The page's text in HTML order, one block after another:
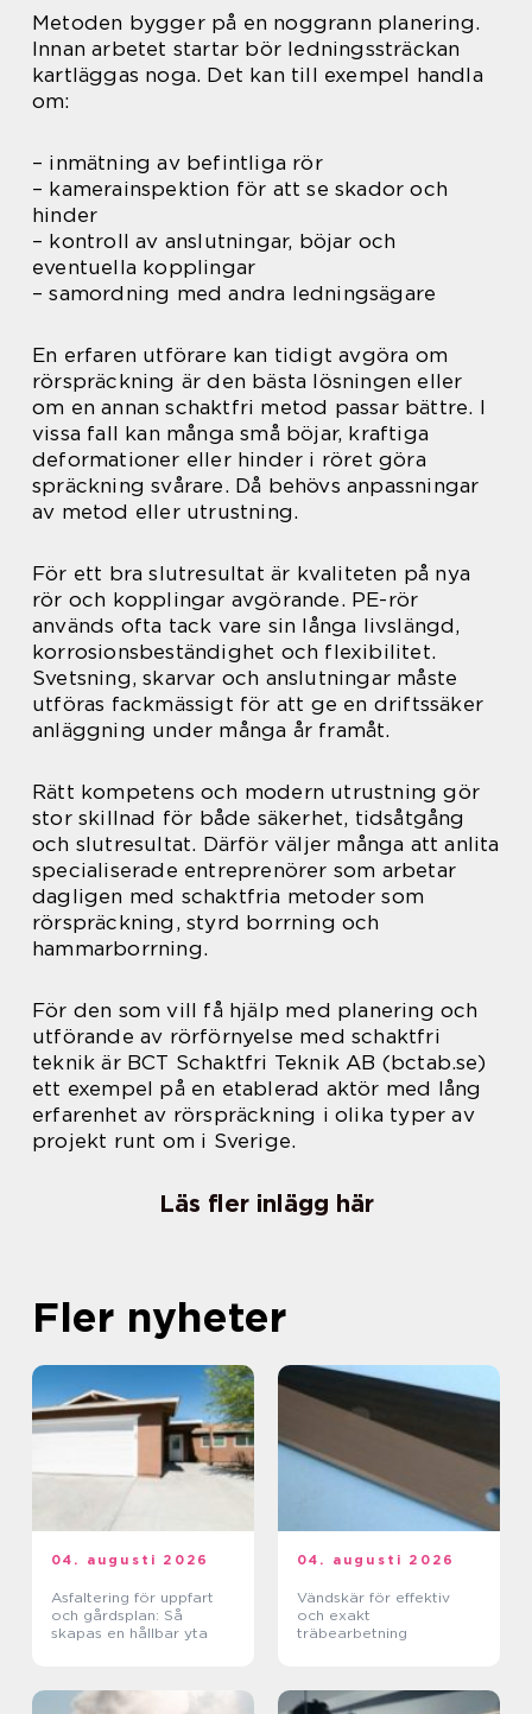
Metoden bygger på en noggrann planering.
Innan arbetet startar bör ledningssträckan
kartläggas noga. Det kan till exempel handla
om:
– inmätning av befintliga rör
– kamerainspektion för att se skador och
hinder
– kontroll av anslutningar, böjar och
eventuella kopplingar
– samordning med andra ledningsägare
En erfaren utförare kan tidigt avgöra om
rörspräckning är den bästa lösningen eller
om en annan schaktfri metod passar bättre. I
vissa fall kan många små böjar, kraftiga
deformationer eller hinder i röret göra
spräckning svårare. Då behövs anpassningar
av metod eller utrustning.
För ett bra slutresultat är kvaliteten på nya
rör och kopplingar avgörande. PE-rör
används ofta tack vare sin långa livslängd,
korrosionsbeständighet och flexibilitet.
Svetsning, skarvar och anslutningar måste
utföras fackmässigt för att ge en driftssäker
anläggning under många år framåt.
Rätt kompetens och modern utrustning gör
stor skillnad för både säkerhet, tidsåtgång
och slutresultat. Därför väljer många att anlita
specialiserade entreprenörer som arbetar
dagligen med schaktfria metoder som
rörspräckning, styrd borrning och
hammarborrning.
För den som vill få hjälp med planering och
utförande av rörförnyelse med schaktfri
teknik är BCT Schaktfri Teknik AB (bctab.se)
ett exempel på en etablerad aktör med lång
erfarenhet av rörspräckning i olika typer av
projekt runt om i Sverige.
Läs fler inlägg här
Fler nyheter
04. augusti 2026
Asfaltering för uppfart
och gårdsplan: Så
skapas en hållbar yta
04. augusti 2026
Vändskär för effektiv
och exakt
träbearbetning